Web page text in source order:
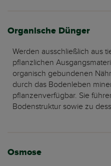
Organische Dünger
Werden ausschließlich aus
pflanzlichen
organisch gebundenen
durch das Bodenleben
pflanzenverfügbar. Sie
Bodenstruktur sowie zu
Osmose